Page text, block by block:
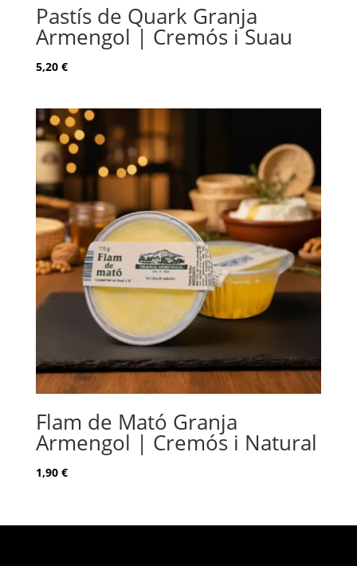
Pastís de Quark Granja
Armengol | Cremós i Suau
5,20 €
Flam de Mató Granja
Armengol | Cremós i Natural
1,90 €